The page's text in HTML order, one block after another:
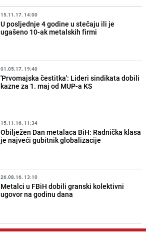
15.11.17. 14:00
U posljednje 4 godine u stečaju ili je
ugašeno 10-ak metalskih firmi
01.05.17. 19:40
'Prvomajska čestitka': Lideri sindikata dobili
kazne za 1. maj od MUP-a KS
15.11.16. 11:34
Obilježen Dan metalaca BiH: Radnička klasa
je najveći gubitnik globalizacije
26.08.16. 13:10
Metalci u FBiH dobili granski kolektivni
ugovor na godinu dana